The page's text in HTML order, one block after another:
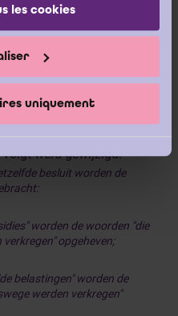
les cookies
uniquement
van het koninklijk
tot uitvoering van het
en verenigingen
werd gewijzigd:
besluit worden de
worden de woorden "die
opgeheven;
belastingen" worden de
werden verkregen"